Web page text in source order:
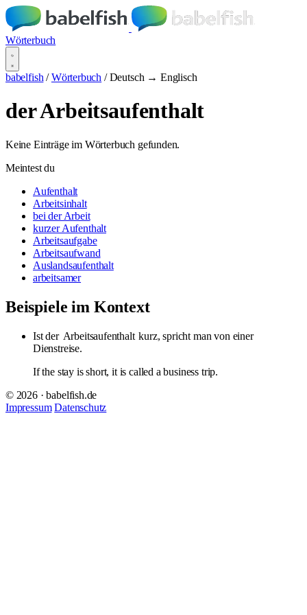
Wörterbuch
babelfish / Wörterbuch / Deutsch → Englisch
der Arbeitsaufenthalt
Keine Einträge im Wörterbuch gefunden.
Meintest du
Aufenthalt
Arbeitsinhalt
bei der Arbeit
kurzer Aufenthalt
Arbeitsaufgabe
Arbeitsaufwand
Auslandsaufenthalt
arbeitsamer
Beispiele im Kontext
Ist der Arbeitsaufenthalt kurz, spricht man von einer
Dienstreise.
If the stay is short, it is called a business trip.
© 2026 · babelfish.de
Impressum Datenschutz